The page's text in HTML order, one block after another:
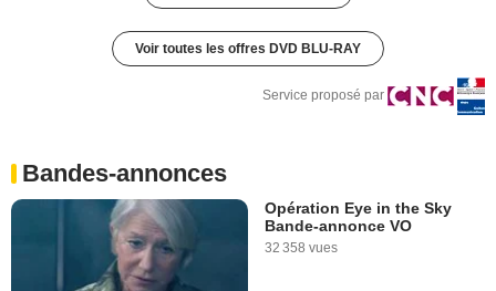
Voir toutes les offres DVD BLU-RAY
Service proposé par
Bandes-annonces
Opération Eye in the Sky
Bande-annonce VO
32 358 vues